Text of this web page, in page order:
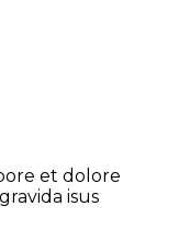
et dolore
isus